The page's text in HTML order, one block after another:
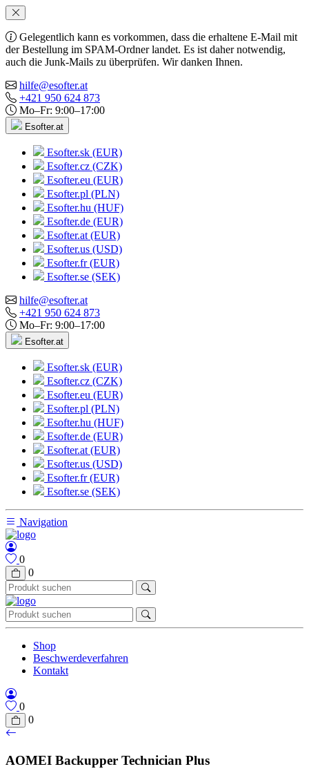
Gelegentlich kann es vorkommen, dass die erhaltene E-Mail mit
der Bestellung im SPAM-Ordner landet. Es ist daher notwendig,
auch die Junk-Mails zu überprüfen. Wir danken Ihnen.
hilfe@esofter.at
+421 950 624 873
Mo–Fr: 9:00–17:00
Esofter.at
Esofter.sk (EUR)
Esofter.cz (CZK)
Esofter.eu (EUR)
Esofter.pl (PLN)
Esofter.hu (HUF)
Esofter.de (EUR)
Esofter.at (EUR)
Esofter.us (USD)
Esofter.fr (EUR)
Esofter.se (SEK)
hilfe@esofter.at
+421 950 624 873
Mo–Fr: 9:00–17:00
Esofter.at
Esofter.sk (EUR)
Esofter.cz (CZK)
Esofter.eu (EUR)
Esofter.pl (PLN)
Esofter.hu (HUF)
Esofter.de (EUR)
Esofter.at (EUR)
Esofter.us (USD)
Esofter.fr (EUR)
Esofter.se (SEK)
Navigation
0
0
Shop
Beschwerdeverfahren
Kontakt
0
0
AOMEI Backupper Technician Plus